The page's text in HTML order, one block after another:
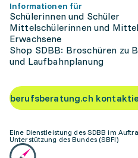
Informationen für
Schülerinnen und Schüler
Mittelschülerinnen und
Erwachsene
Shop SDBB: Broschüren zu
und Laufbahnplanung
berufsberatung.ch
Eine Dienstleistung des SDBB im
Unterstützung des Bundes (SBFI)